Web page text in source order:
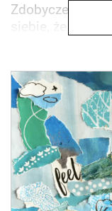
Zdobycze
siebie, że są